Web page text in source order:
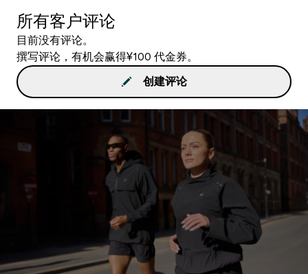
所有客户评论
目前没有评论。
撰写评论，有机会赢得¥100 代金券。
创建评论